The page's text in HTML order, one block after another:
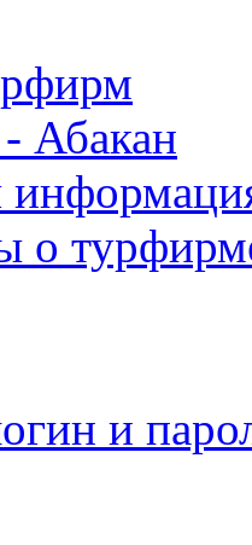
Абакан
о
и